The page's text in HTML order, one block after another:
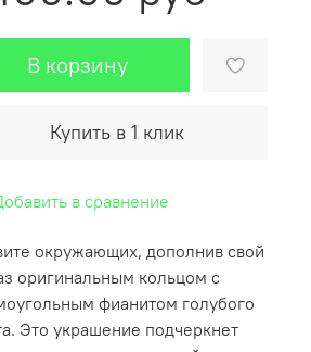
В корзину
Купить в 1 клик
в сравнение
окружающих, дополнив свой
оригинальным кольцом с
фианитом голубого
Это украшение подчеркнет